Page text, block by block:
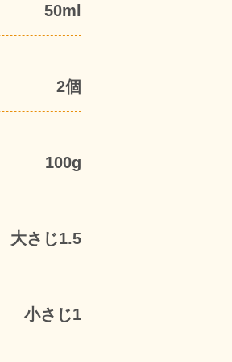
50ml
2個
100g
大さじ1.5
小さじ1